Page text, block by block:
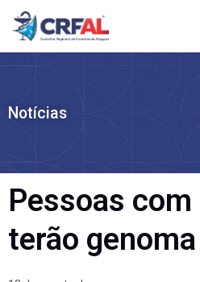
Ir
para
Notícias
Pessoas
terão